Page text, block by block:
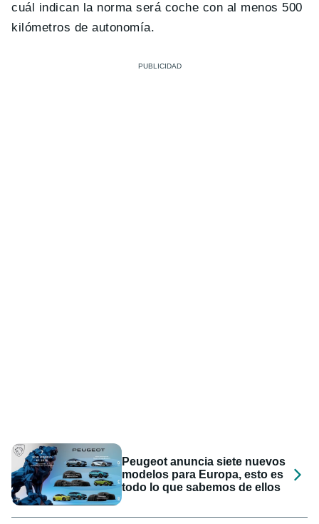
cuál indican la norma será coche con al menos 500
kilómetros de autonomía.
Peugeot anuncia siete nuevos
modelos para Europa, esto es
todo lo que sabemos de ellos